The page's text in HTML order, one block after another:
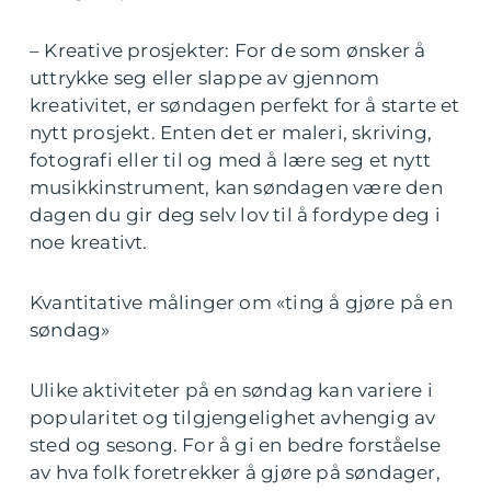
– Kreative prosjekter: For de som ønsker å
uttrykke seg eller slappe av gjennom
kreativitet, er søndagen perfekt for å starte et
nytt prosjekt. Enten det er maleri, skriving,
fotografi eller til og med å lære seg et nytt
musikkinstrument, kan søndagen være den
dagen du gir deg selv lov til å fordype deg i
noe kreativt.
Kvantitative målinger om «ting å gjøre på en
søndag»
Ulike aktiviteter på en søndag kan variere i
popularitet og tilgjengelighet avhengig av
sted og sesong. For å gi en bedre forståelse
av hva folk foretrekker å gjøre på søndager,